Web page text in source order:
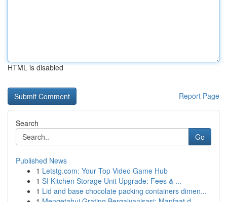
HTML is disabled
Report Page
Search
Go
Published News
1 Letstg.com: Your Top Video Game Hub
1 SI Kitchen Storage Unit Upgrade: Fees & ...
1 Lid and base chocolate packing containers dimen...